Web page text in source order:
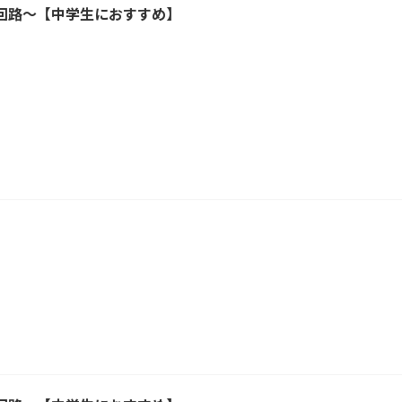
～【中学生におすすめ】